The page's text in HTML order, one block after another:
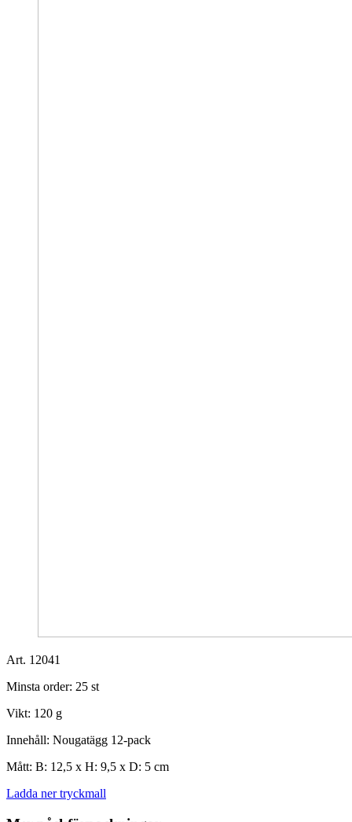
Art. 12041
Minsta order: 25 st
Vikt: 120 g
Innehåll: Nougatägg 12-pack
Mått: B: 12,5 x H: 9,5 x D: 5 cm
Ladda ner tryckmall